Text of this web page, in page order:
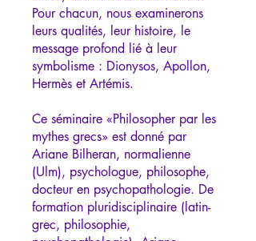
Pour chacun, nous examinerons
leurs qualités, leur histoire, le
message profond lié à leur
symbolisme : Dionysos, Apollon,
Hermès et Artémis.
Ce séminaire «Philosopher par les
mythes grecs» est donné par
Ariane Bilheran, normalienne
(Ulm), psychologue, philosophe,
docteur en psychopathologie. De
formation pluridisciplinaire (latin-
grec, philosophie,